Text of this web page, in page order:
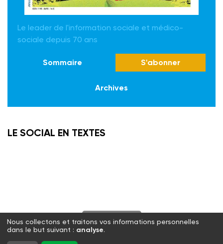
Le leader de l'information sociale et médico-
sociale depuis 70 ans
Sommaire S'abonner
Archives
LE SOCIAL EN TEXTES
S'abonner
Twitter Facebook
Nous collectons et traitons vos informations personnelles
dans le but suivant : analyse.